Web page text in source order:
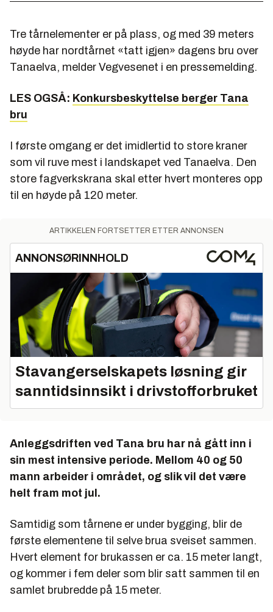
Tre tårnelementer er på plass, og med 39 meters
høyde har nordtårnet «tatt igjen» dagens bru over
Tanaelva, melder Vegvesenet i en pressemelding.
LES OGSÅ: Konkursbeskyttelse berger Tana
bru
I første omgang er det imidlertid to store kraner
som vil ruve mest i landskapet ved Tanaelva. Den
store fagverkskrana skal etter hvert monteres opp
til en høyde på 120 meter.
ARTIKKELEN FORTSETTER ETTER ANNONSEN
ANNONSØRINNHOLD
Stavangerselskapets løsning gir
sanntidsinnsikt i drivstofforbruket
Anleggsdriften ved Tana bru har nå gått inn i
sin mest intensive periode. Mellom 40 og 50
mann arbeider i området, og slik vil det være
helt fram mot jul.
Samtidig som tårnene er under bygging, blir de
første elementene til selve brua sveiset sammen.
Hvert element for brukassen er ca. 15 meter langt,
og kommer i fem deler som blir satt sammen til en
samlet brubredde på 15 meter.